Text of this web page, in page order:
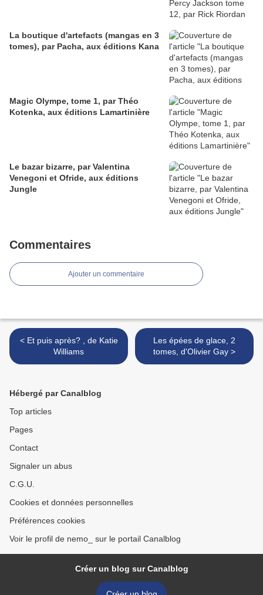
La boutique d'artefacts (mangas en 3
tomes), par Pacha, aux éditions Kana
Magic Olympe, tome 1, par Théo
Kotenka, aux éditions Lamartinière
Le bazar bizarre, par Valentina
Venegoni et Ofride, aux éditions
Jungle
Commentaires
Ajouter un commentaire
< Et puis après? , de Katie
Williams
Les épées de glace, 2
tomes, d'Olivier Gay >
Hébergé par Canalblog
Top articles
Pages
Contact
Signaler un abus
C.G.U.
Cookies et données personnelles
Préférences cookies
Voir le profil de nemo_ sur le portail Canalblog
Créer un blog sur Canalblog